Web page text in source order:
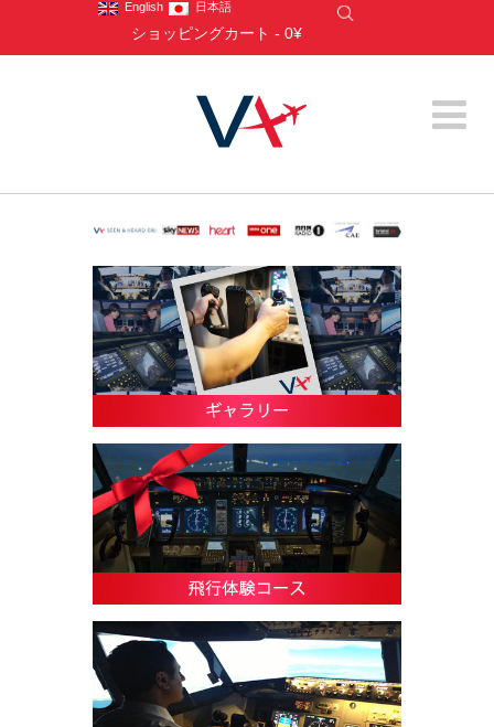
English 日本語
ショッピングカート - 0¥